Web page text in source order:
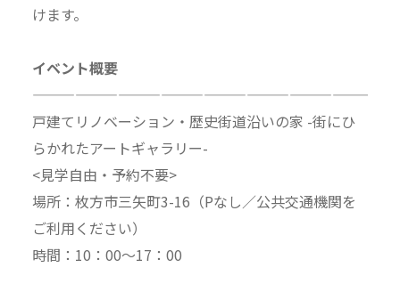
けます。
イベント概要
戸建てリノベーション・歴史街道沿いの家 -街にひ
らかれたアートギャラリー-
<見学自由・予約不要>
場所：枚方市三矢町3-16（Pなし／公共交通機関を
ご利用ください）
時間：10：00～17：00